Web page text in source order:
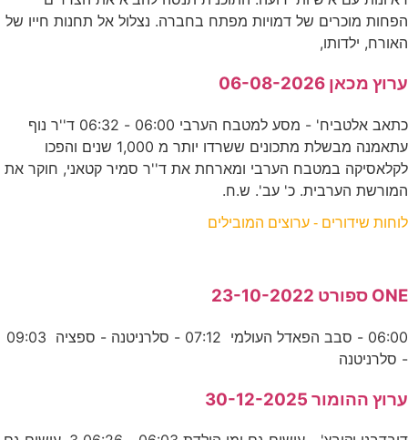
הפחות מוכרים של דמויות מפתח בחברה. נצלול אל תחנות חייו של
האורח, ילדותו,
ערוץ מכאן 06-08-2026
כתאב אלטביח' - מסע למטבח הערבי 06:00 - 06:32 ד''ר נוף
עתאמנה מבשלת מתכונים ששרדו יותר מ 1,000 שנים והפכו
לקלאסיקה במטבח הערבי ומארחת את ד''ר סמיר קטאני, חוקר את
המורשת הערבית. כ' עב'. ש.ח.
לוחות שידורים - ערוצים המובילים
ONE ספורט 23-10-2022
06:00 - סבב הפאדל העולמי 07:12 - סלרניטנה - ספציה 09:03
- סלרניטנה
ערוץ ההומור 30-12-2025